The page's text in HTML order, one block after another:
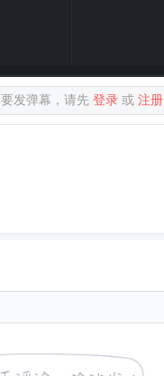
要发弹幕，请先登录 或注册